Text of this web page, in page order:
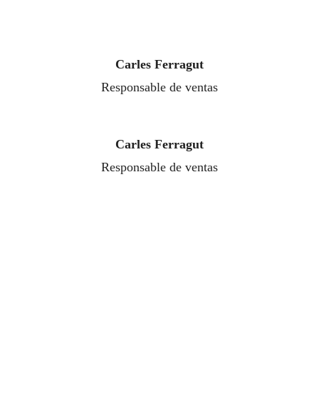
Carles Ferragut
Responsable de ventas
Carles Ferragut
Responsable de ventas